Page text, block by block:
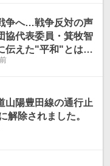
争へ…戦争反対の声
協代表委員・箕牧智
伝えた"平和"とは
山陽豊田線の通行止
解除されました。